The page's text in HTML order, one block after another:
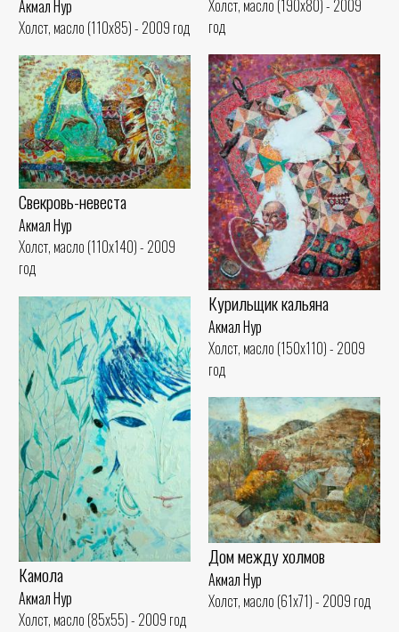
Холст, масло (190x80) - 2009
год
Акмал Нур
Холст, масло (110x85) - 2009 год
Курильщик кальяна
Акмал Нур
Холст, масло (150x110) - 2009
год
Свекровь-невеста
Акмал Нур
Холст, масло (110x140) - 2009
год
Камола
Акмал Нур
Холст, масло (85x55) - 2009 год
Дом между холмов
Акмал Нур
Холст, масло (61x71) - 2009 год